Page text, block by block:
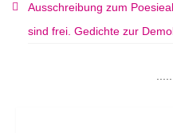
Ausschreibung zum
sind frei. Gedichte zur